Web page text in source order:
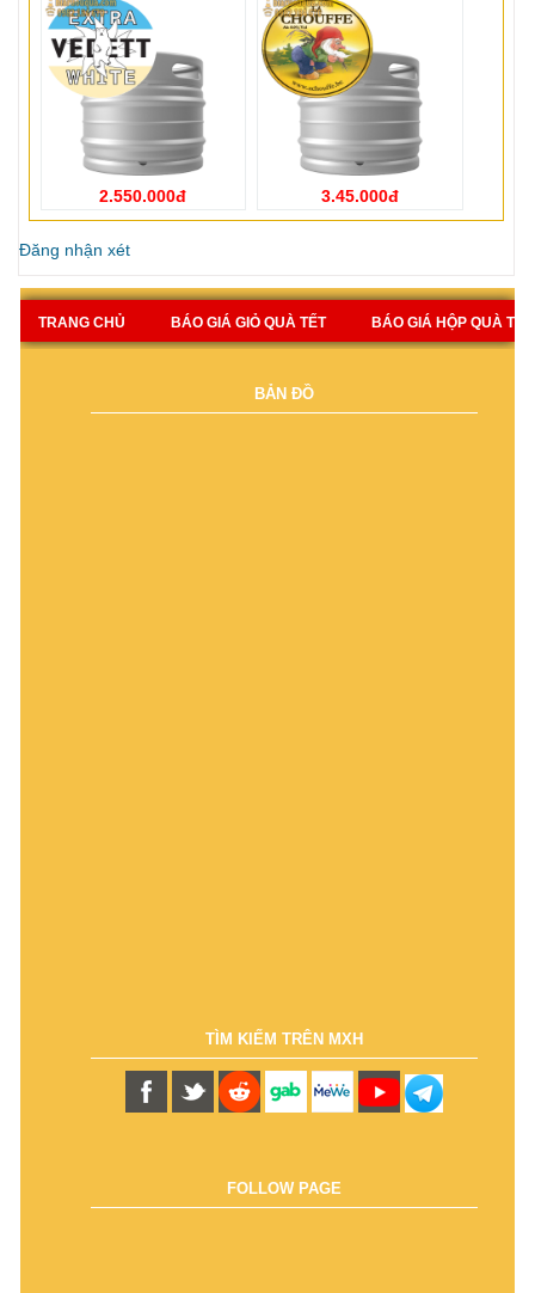
2.550.000đ 3.45.000đ
Đăng nhận xét
TRANG CHỦ BÁO GIÁ GIỎ QUÀ TẾT BÁO GIÁ HỘP QUÀ TẾT
BẢN ĐỒ
TÌM KIẾM TRÊN MXH
FOLLOW PAGE